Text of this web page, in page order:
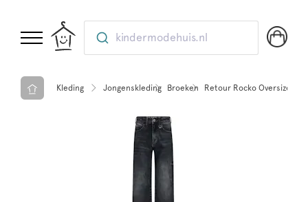
kindermodehuis.nl
Kleding Jongenskleding Broeken Retour Rocko Oversized